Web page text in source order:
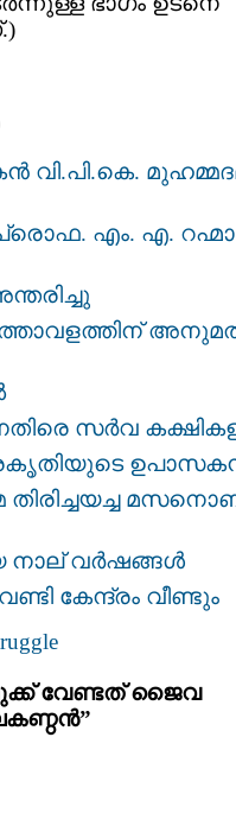
വി.പി.കെ.
എം. എ.
സര്‍വ
തിരിച്ചയച്ച
നാല് വര്‍ഷങ്ങള്‍
കേന്ദ്രം വീണ്ടും
വേണ്ടത് ജൈവ